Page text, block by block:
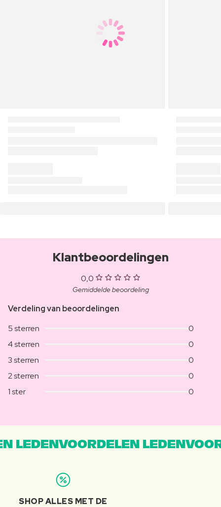
Klantbeoordelingen
0,0
Gemiddelde beoordeling
Verdeling van beoordelingen
5 sterren
0
4 sterren
0
3 sterren
0
2 sterren
0
1 ster
0
LEDENVOORDELEN
SHOP ALLES MET DE